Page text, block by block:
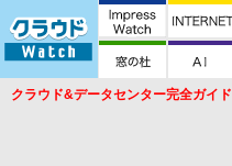
クラウド&データセンター完全ガイド